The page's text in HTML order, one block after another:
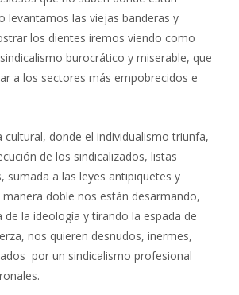
levantamos las viejas banderas y
los dientes iremos viendo como
burocrático y miserable, que
a los sectores más empobrecidos e
cultural, donde el individualismo triunfa,
de los sindicalizados, listas
sumada a las leyes antipiquetes y
doble nos están desarmando,
de la ideología y tirando la espada de
nos quieren desnudos, inermes,
por un sindicalismo profesional